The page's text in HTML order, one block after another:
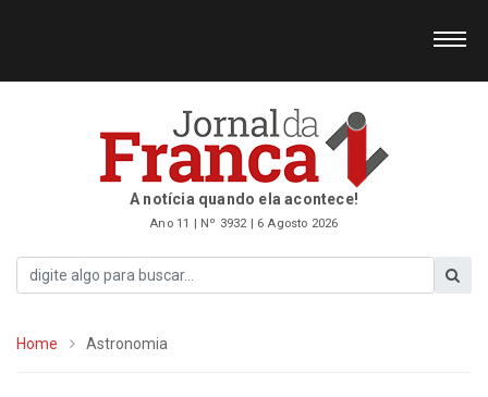
A notícia quando ela acontece!
Ano 11 | Nº 3932 | 6 Agosto 2026
Home Astronomia